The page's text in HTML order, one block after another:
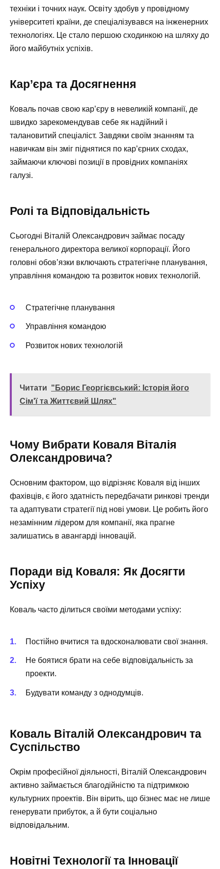
техніки і точних наук. Освіту здобув у провідному
університеті країни, де спеціалізувався на інженерних
технологіях. Це стало першою сходинкою на шляху до
його майбутніх успіхів.
Кар’єра та Досягнення
Коваль почав свою кар’єру в невеликій компанії, де
швидко зарекомендував себе як надійний і
талановитий спеціаліст. Завдяки своїм знанням та
навичкам він зміг піднятися по кар’єрних сходах,
займаючи ключові позиції в провідних компаніях
галузі.
Ролі та Відповідальність
Сьогодні Віталій Олександрович займає посаду
генерального директора великої корпорації. Його
головні обов’язки включають стратегічне планування,
управління командою та розвиток нових технологій.
Стратегічне планування
Управління командою
Розвиток нових технологій
Читати "Борис Георгієвський: Історія його
Сім'ї та Життєвий Шлях"
Чому Вибрати Коваля Віталія
Олександровича?
Основним фактором, що відрізняє Коваля від інших
фахівців, є його здатність передбачати ринкові тренди
та адаптувати стратегії під нові умови. Це робить його
незамінним лідером для компанії, яка прагне
залишатись в авангарді інновацій.
Поради від Коваля: Як Досягти
Успіху
Коваль часто ділиться своїми методами успіху:
Постійно вчитися та вдосконалювати свої знання.
Не боятися брати на себе відповідальність за
проекти.
Будувати команду з однодумців.
Коваль Віталій Олександрович та
Суспільство
Окрім професійної діяльності, Віталій Олександрович
активно займається благодійністю та підтримкою
культурних проектів. Він вірить, що бізнес має не лише
генерувати прибуток, а й бути соціально
відповідальним.
Новітні Технології та Інновації